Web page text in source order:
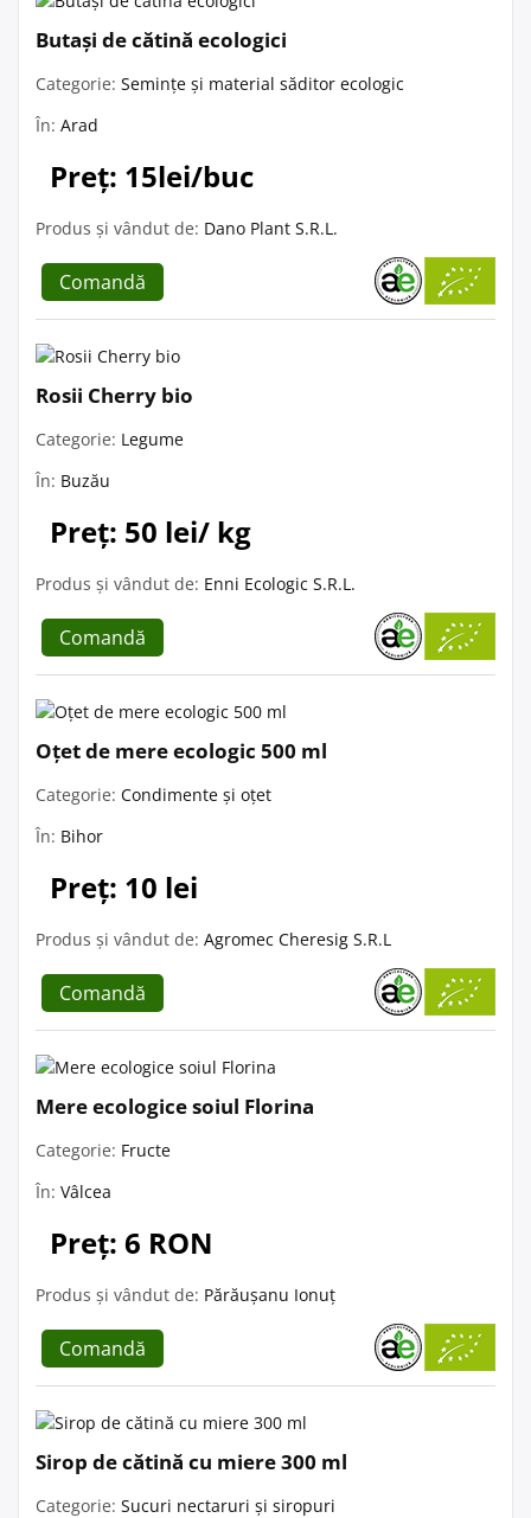
Butași de cătină ecologici
Categorie: Semințe și material săditor ecologic
În: Arad
Preț: 15lei/buc
Produs și vândut de: Dano Plant S.R.L.
Comandă
Rosii Cherry bio
Categorie: Legume
În: Buzău
Preț: 50 lei/ kg
Produs și vândut de: Enni Ecologic S.R.L.
Comandă
Oțet de mere ecologic 500 ml
Categorie: Condimente și oțet
În: Bihor
Preț: 10 lei
Produs și vândut de: Agromec Cheresig S.R.L
Comandă
Mere ecologice soiul Florina
Categorie: Fructe
În: Vâlcea
Preț: 6 RON
Produs și vândut de: Părăușanu Ionuț
Comandă
Sirop de cătină cu miere 300 ml
Categorie: Sucuri nectaruri și siropuri